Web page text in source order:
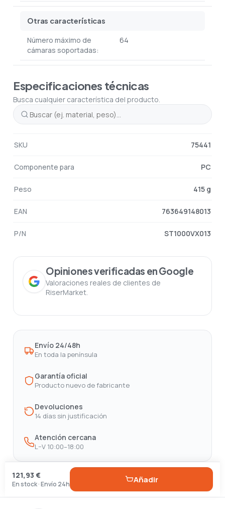
Otras características
Número máximo de
cámaras soportadas:
64
Especificaciones técnicas
Busca cualquier característica del producto.
SKU 75441
Componente para PC
Peso 415 g
EAN 763649148013
P/N ST1000VX013
Opiniones verificadas en Google
Valoraciones reales de clientes de
RiserMarket.
Envío 24/48h
En toda la península
Garantía oficial
Producto nuevo de fabricante
Devoluciones
14 días sin justificación
Atención cercana
L–V 10:00–18:00
121,93 €
En stock · Envío 24h Añadir